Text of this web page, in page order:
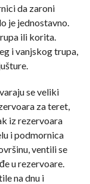
da zaroni
je jednostavno.
ili korita.
i vanjskog trupa,
se veliki
za teret,
iz rezervoara
i podmornica
ventili se
u rezervoare.
na dnu i